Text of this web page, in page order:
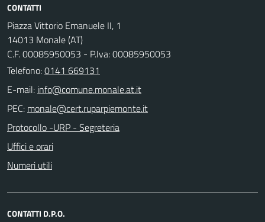
CONTATTI
Piazza Vittorio Emanuele II, 1
14013 Monale (AT)
C.F. 00085950053 - P.Iva: 00085950053
Telefono:0141 669131
E-mail:
PEC:
Protocollo -URP - Segreteria
Uffici e orari
Numeri utili
CONTATTI D.P.O.